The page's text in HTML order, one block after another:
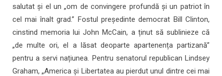
salutat și el un „om de convingere profundă și un patriot în
cel mai înalt grad.” Fostul președinte democrat Bill Clinton,
cinstind memoria lui John McCain, a ținut să sublinieze că
„de multe ori, el a lăsat deoparte apartenența partizană”
pentru a servi națiunea. Pentru senatorul republican Lindsey
Graham, „America și Libertatea au pierdut unul dintre cei mai